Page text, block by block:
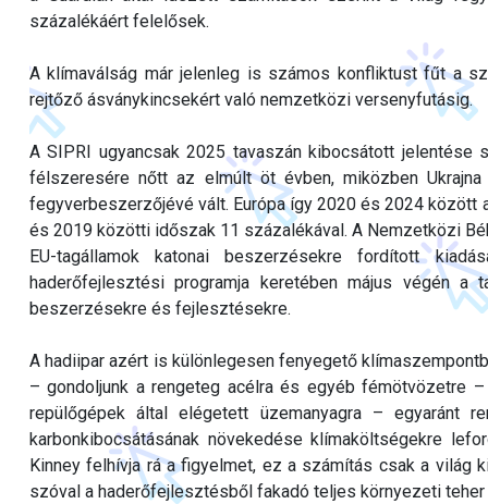
százalékáért felelősek.
A klímaválság már jelenleg is számos konfliktust fűt a
rejtőző ásványkincsekért való nemzetközi versenyfutásig.
A SIPRI ugyancsak 2025 tavaszán kibocsátott
félszeresére nőtt az elmúlt öt évben, miközben
fegyverbeszerzőjévé vált. Európa így 2020 és 2024 között
és 2019 közötti időszak 11 százalékával. A Nemzetközi
EU-tagállamok katonai beszerzésekre fordított
haderőfejlesztési programja keretében május végén
beszerzésekre és fejlesztésekre.
A hadiipar azért is különlegesen fenyegető
– gondoljunk a rengeteg acélra és egyéb fémötvözetre
repülőgépek által elégetett üzemanyagra – egyaránt
karbonkibocsátásának növekedése klímaköltségekre
Kinney felhívja rá a figyelmet, ez a számítás csak a világ
szóval a haderőfejlesztésből fakadó teljes környezeti